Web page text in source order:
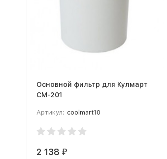
Основной фильтр для Кулмарт
СМ-201
Артикул: coolmart10
2 138 ₽